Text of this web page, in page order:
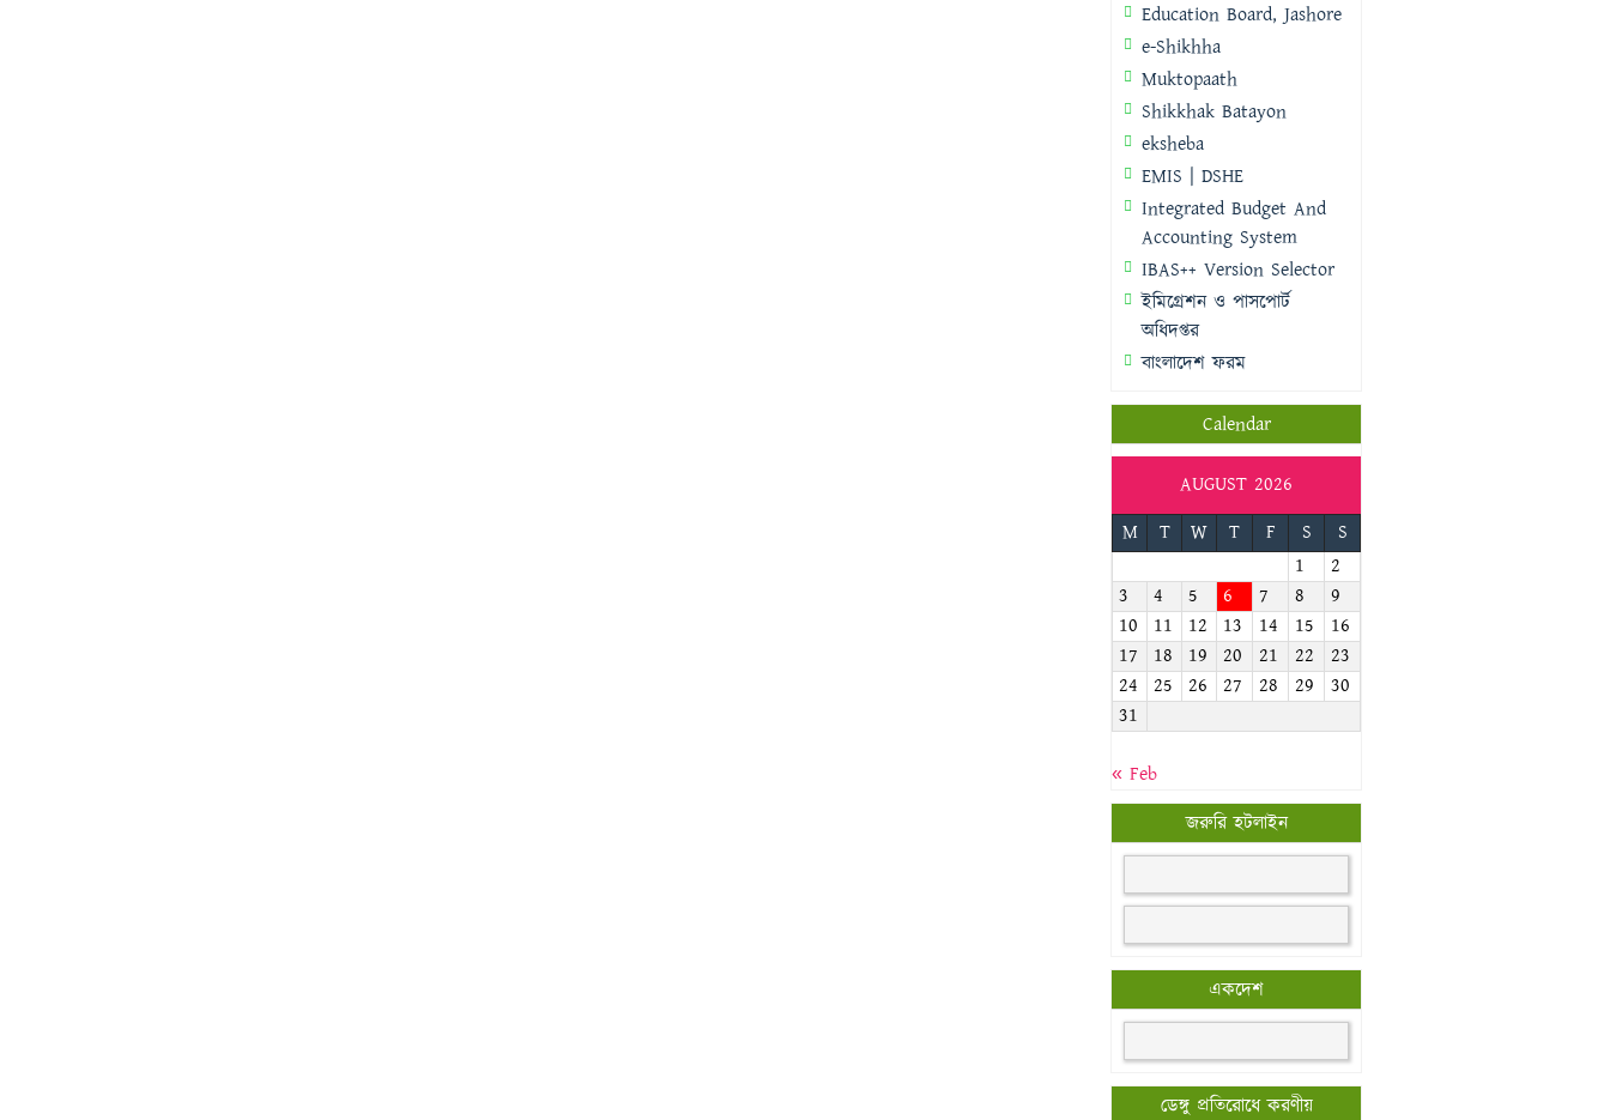
Education Board, Jashore
e-Shikhha
Muktopaath
Shikkhak Batayon
eksheba
EMIS | DSHE
Integrated Budget And
Accounting System
IBAS++ Version Selector
ইমিগ্রেশন ও পাসপোর্ট
অধিদপ্তর
বাংলাদেশ ফরম
Calendar
AUGUST 2026
M
T W T F S
S
1
2
3
4 5 6 7 8
9
10
11 12 13 14 15
16
17
18 19 20 21 22
23
24
25 26 27 28 29
30
31
« Feb
জরুরি হটলাইন
একদেশ
ডেঙ্গু প্রতিরোধে করণীয়